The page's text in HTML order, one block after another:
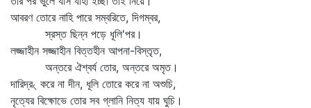
আবরণ তোরে নাহি পারে সম্বরিতে, দিগম্বর,
স্রস্ত ছিন্ন পড়ে ধূলি'পর।
লজ্জাহীন সজ্জাহীন বিত্তহীন আপনা-বিস্তৃত,
অন্তরে ঐশ্বর্য তোর, অন্তরে অমৃত।
দারিদ্র৻ করে না দীন, ধূলি তোরে করে না অশুচি,
নৃত্যের বিক্ষোভে তোর সব গ্লানি নিত্য যায় ঘুচি।